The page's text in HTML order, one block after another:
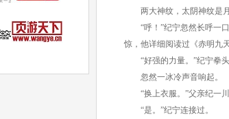
两大神纹，太阴神纹是月
“呼！”纪宁忽然长呼一口
惊，他详细阅读过《赤明九
“好强的力量。”纪宁拳头
忽然一冰冷声音响起。
“换上衣服。”父亲纪一川
“是。”纪宁连接过。